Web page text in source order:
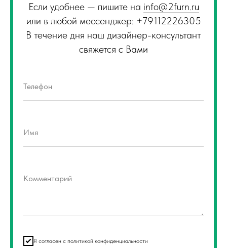
Если удобнее — пишите на info@2furn.ru
или в любой мессенджер: +79112226305
В течение дня наш дизайнер-консультант
свяжется с Вами
Телефон
Имя
Комментарий
Я согласен с политикой конфиденциальности